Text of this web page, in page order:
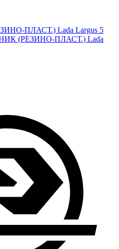
ПЛАСТ.) Lada Largus 5
(РЕЗИНО-ПЛАСТ.) Lada